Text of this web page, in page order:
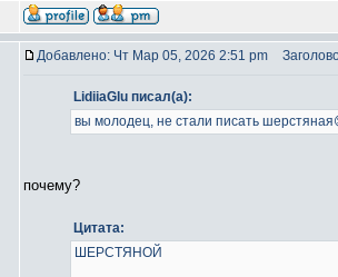
Добавлено: Чт Мар 05, 2026 2:51 pm
LidiiaGlu писал(а):
вы молодец, не стали писать
почему?
Цитата:
ШЕРСТЯНОЙ